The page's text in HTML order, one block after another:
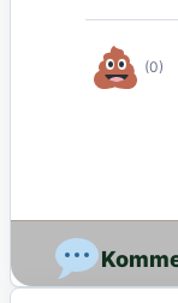
(0)